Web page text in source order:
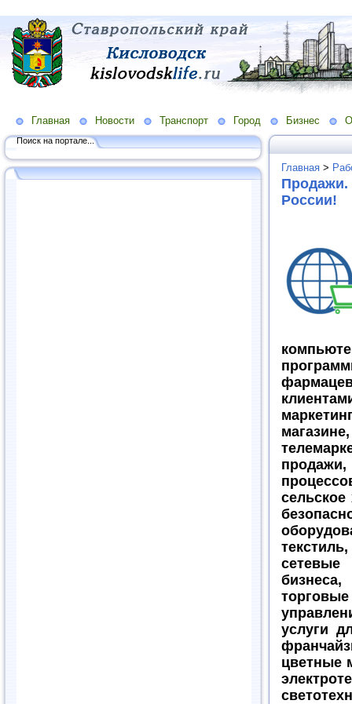
Главная Новости Транспорт Город Бизнес
Поиск на портале...
Главная >
Продажи.
России!
услуги
цветные